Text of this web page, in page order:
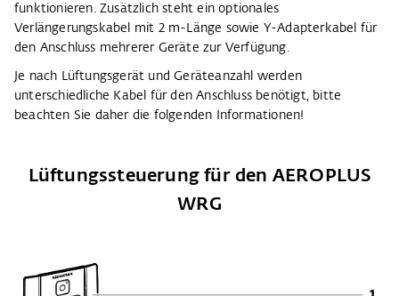
funktionieren. Zusätzlich steht ein optionales
Verlängerungskabel mit 2 m-Länge sowie Y-Adapterkabel für
den Anschluss mehrerer Geräte zur Verfügung.
Je nach Lüftungsgerät und Geräteanzahl werden
unterschiedliche Kabel für den Anschluss benötigt, bitte
beachten Sie daher die folgenden Informationen!
Lüftungssteuerung für den AEROPLUS
WRG